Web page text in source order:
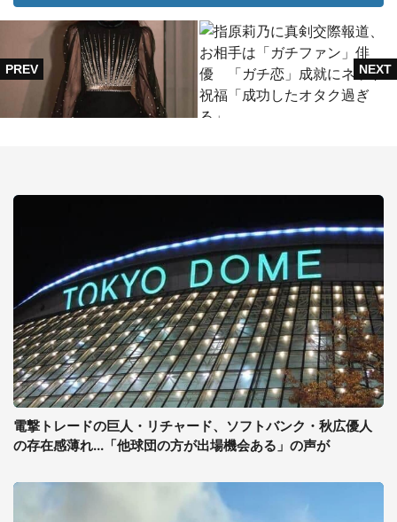
電撃トレードの巨人・リチャード、ソフトバンク・秋広優人
の存在感薄れ...「他球団の方が出場機会ある」の声が